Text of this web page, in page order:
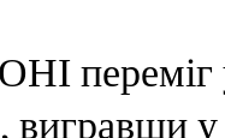
переміг
вигравши